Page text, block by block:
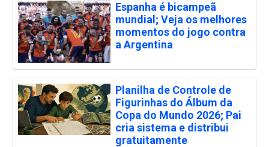
Espanha é bicampeã
mundial; Veja os melhores
momentos do jogo contra
a Argentina
Planilha de Controle de
Figurinhas do Álbum da
Copa do Mundo 2026; Pai
cria sistema e distribui
gratuitamente